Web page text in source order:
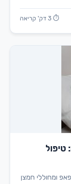
⏱ 3 דק' קריאה
ומחוללי חמצן